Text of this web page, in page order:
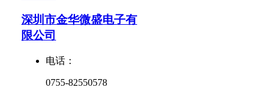
深圳市金华微盛电子有
限公司
电话：
0755-82550578